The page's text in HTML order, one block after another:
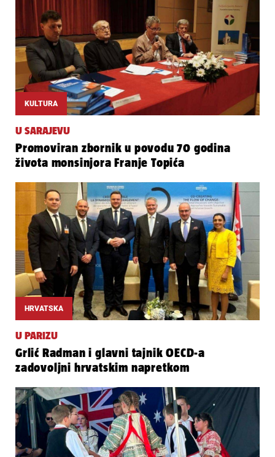
KULTURA
U SARAJEVU
Promoviran zbornik u povodu 70 godina
života monsinjora Franje Topića
HRVATSKA
U PARIZU
Grlić Radman i glavni tajnik OECD-a
zadovoljni hrvatskim napretkom